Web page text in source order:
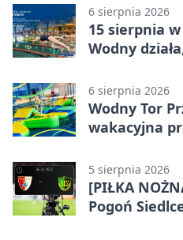
6 sierpnia 2026
15 sierpnia
Wodny
6 sierpnia 2026
Wodny Tor
wakacyjna
5 sierpnia 2026
[PIŁKA
Pogoń